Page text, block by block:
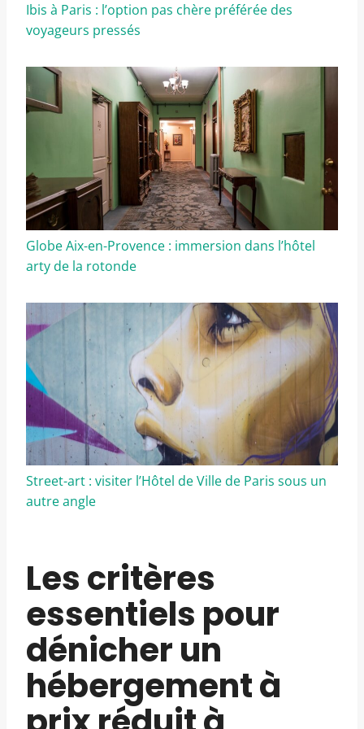
Ibis à Paris : l’option pas chère préférée des
voyageurs pressés
Globe Aix-en-Provence : immersion dans l’hôtel
arty de la rotonde
Street-art : visiter l’Hôtel de Ville de Paris sous un
autre angle
Les critères
essentiels pour
dénicher un
hébergement à